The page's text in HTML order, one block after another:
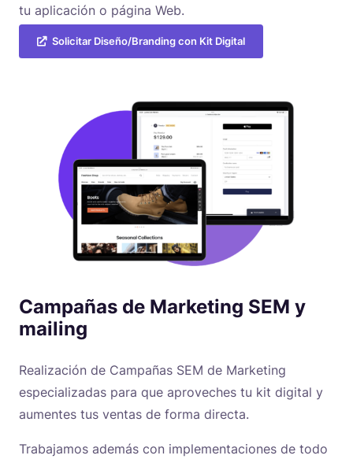
tu aplicación o página Web.
Solicitar Diseño/Branding con Kit Digital
Campañas de Marketing SEM y
mailing
Realización de Campañas SEM de Marketing
especializadas para que aproveches tu kit digital y
aumentes tus ventas de forma directa.
Trabajamos además con implementaciones de todo